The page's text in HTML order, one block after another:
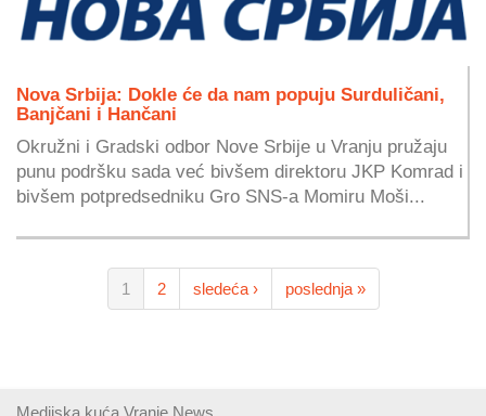
Nova Srbija: Dokle će da nam popuju Surduličani,
Banjčani i Hančani
Okružni i Gradski odbor Nove Srbije u Vranju pružaju
punu podršku sada već bivšem direktoru JKP Komrad i
bivšem potpredsedniku Gro SNS-a Momiru Moši...
1 2 sledeća › poslednja »
Medijska kuća Vranje News